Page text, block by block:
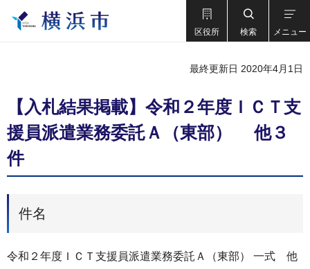
区役所 検索 メニュー
最終更新日 2020年4月1日
【入札結果掲載】令和２年度ＩＣＴ支
援員派遣業務委託Ａ（東部） 他３
件
件名
令和２年度ＩＣＴ支援員派遣業務委託Ａ（東部） 一式 他